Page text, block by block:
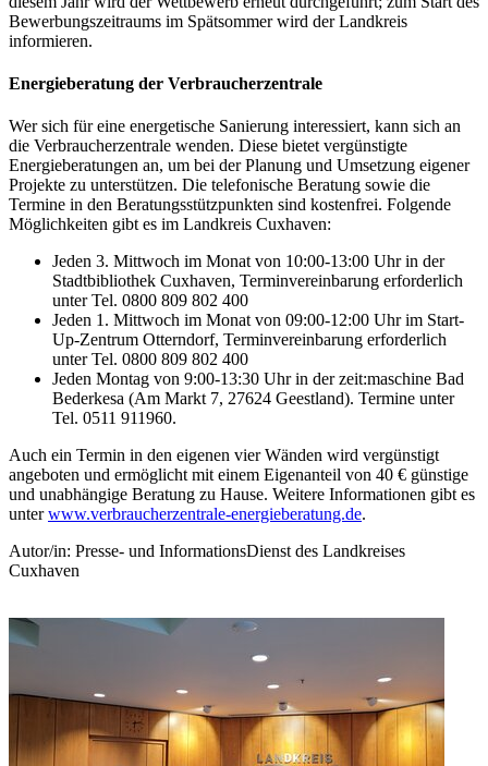
Bewerbungszeitraums im Spätsommer wird der Landkreis
informieren.
Energieberatung der Verbraucherzentrale
Wer sich für eine energetische Sanierung interessiert, kann sich an
die Verbraucherzentrale wenden. Diese bietet vergünstigte
Energieberatungen an, um bei der Planung und Umsetzung eigener
Projekte zu unterstützen. Die telefonische Beratung sowie die
Termine in den Beratungsstützpunkten sind kostenfrei. Folgende
Möglichkeiten gibt es im Landkreis Cuxhaven:
Jeden 3. Mittwoch im Monat von 10:00-13:00 Uhr in der
Stadtbibliothek Cuxhaven, Terminvereinbarung erforderlich
unter Tel. 0800 809 802 400
Jeden 1. Mittwoch im Monat von 09:00-12:00 Uhr im Start-
Up-Zentrum Otterndorf, Terminvereinbarung erforderlich
unter Tel. 0800 809 802 400
Jeden Montag von 9:00-13:30 Uhr in der zeit:maschine Bad
Bederkesa (Am Markt 7, 27624 Geestland). Termine unter
Tel. 0511 911960.
Auch ein Termin in den eigenen vier Wänden wird vergünstigt
angeboten und ermöglicht mit einem Eigenanteil von 40 € günstige
und unabhängige Beratung zu Hause. Weitere Informationen gibt es
unterwww.verbraucherzentrale-energieberatung.de.
Autor/in: Presse- und InformationsDienst des Landkreises
Cuxhaven